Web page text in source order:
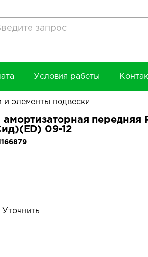
Условия работы
и элементы подвески
амортизаторная передняя
09-12
Уточнить